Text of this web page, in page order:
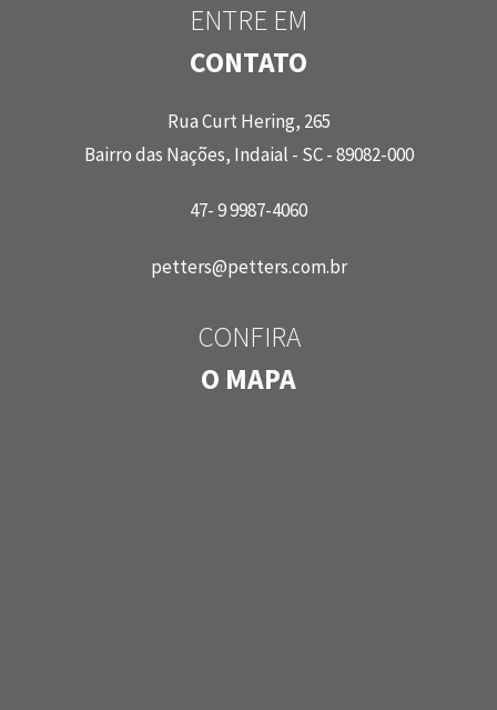
ENTRE EM
CONTATO
Rua Curt Hering, 265
Bairro das Nações, Indaial - SC - 89082-000
47- 9 9987-4060
petters@petters.com.br
CONFIRA
O MAPA